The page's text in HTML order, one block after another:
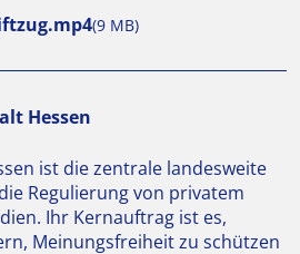
(9 MB)
Hessen
ist die zentrale landesweite
Regulierung von privatem
Ihr Kernauftrag ist es,
Meinungsfreiheit zu schützen